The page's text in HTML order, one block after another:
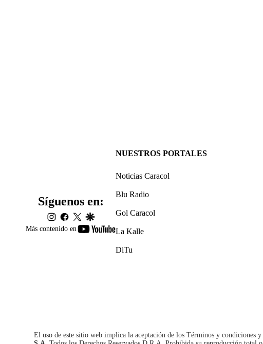
Más contenido en
youtube-
Síguenos en:
instagram
facebook
twittergoogle
NUESTROS PORTALES
Noticias Caracol
Blu Radio
Gol Caracol
La Kalle
DiTu
El uso de este sitio web implica la aceptación de los Términos y condiciones y